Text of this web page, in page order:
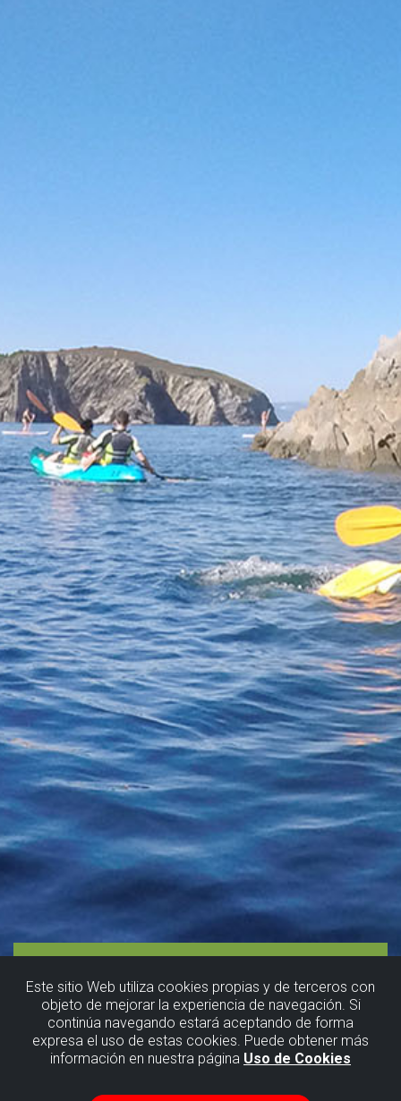
Este sitio Web utiliza cookies propias y de terceros con
objeto de mejorar la experiencia de navegación. Si
continúa navegando estará aceptando de forma
expresa el uso de estas cookies. Puede obtener más
información en nuestra página Uso de Cookies